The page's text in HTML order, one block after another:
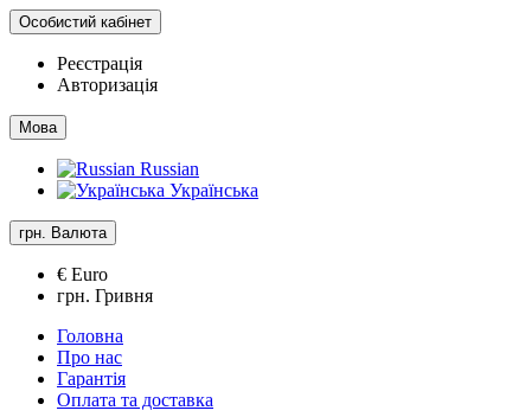
Особистий кабінет
Реєстрація
Авторизація
Мова
Russian
Українська
грн. Валюта
€ Euro
грн. Гривня
Головна
Про нас
Гарантія
Оплата та доставка